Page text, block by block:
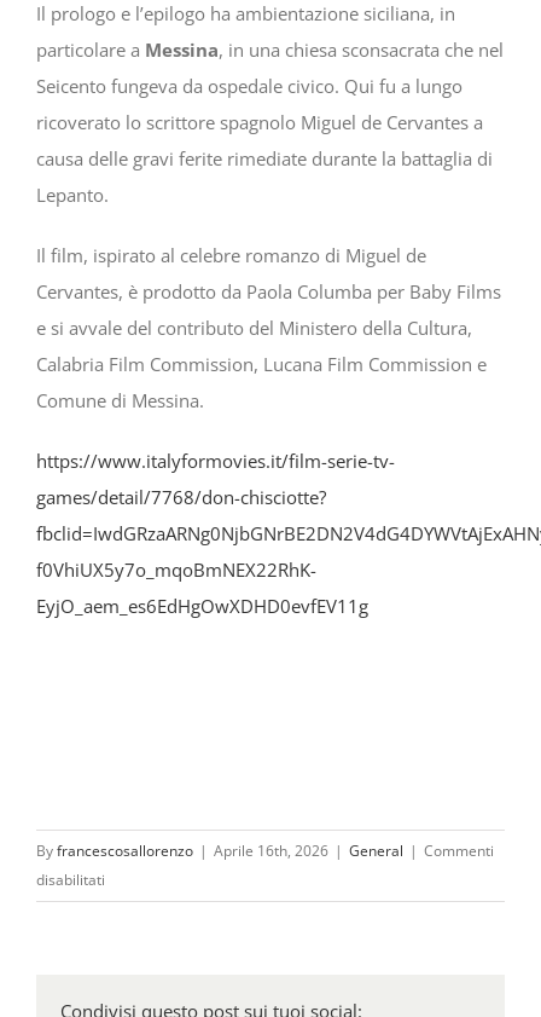
Il prologo e l’epilogo ha ambientazione siciliana, in
particolare a Messina, in una chiesa sconsacrata che nel
Seicento fungeva da ospedale civico. Qui fu a lungo
ricoverato lo scrittore spagnolo Miguel de Cervantes a
causa delle gravi ferite rimediate durante la battaglia di
Lepanto.
Il film, ispirato al celebre romanzo di Miguel de
Cervantes, è prodotto da Paola Columba per Baby Films
e si avvale del contributo del Ministero della Cultura,
Calabria Film Commission, Lucana Film Commission e
Comune di Messina.
https://www.italyformovies.it/film-serie-tv-
games/detail/7768/don-chisciotte?
f0VhiUX5y7o_mqoBmNEX22RhK-
EyjO_aem_es6EdHgOwXDHD0evfEV11g
Byfrancescosallorenzo | Aprile 16th, 2026 | General | Commenti
disabilitati
DON
Condivisi questo post sui tuoi social: